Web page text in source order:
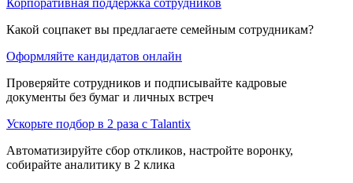
Какой соцпакет вы предлагаете семейным сотрудникам?
Оформляйте кандидатов онлайн
Проверяйте сотрудников и подписывайте кадровые
документы без бумаг и личных встреч
Ускорьте подбор в 2 раза с Talantix
Автоматизируйте сбор откликов, настройте воронку,
собирайте аналитику в 2 клика